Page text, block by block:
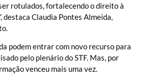
rotulados, fortalecendo o direito à
destaca Claudia Pontes Almeida,
podem entrar com novo recurso para
pelo plenário do STF. Mas, por
venceu mais uma vez.